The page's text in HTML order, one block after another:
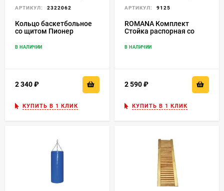
АРТИКУЛ: 2322062
Кольцо баскетбольное
со щитом Пионер
В НАЛИЧИИ
2 340
КУПИТЬ В 1 КЛИК
АРТИКУЛ: 9125
ROMANA Комплект
Стойка распорная со
В НАЛИЧИИ
2 590
КУПИТЬ В 1 КЛИК